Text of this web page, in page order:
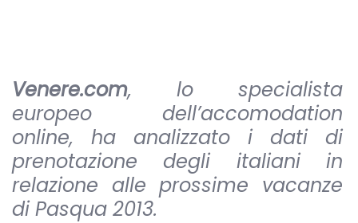
Venere.com, lo specialista
europeo dell’accomodation
online, ha analizzato i dati di
prenotazione degli italiani in
relazione alle prossime vacanze
di Pasqua 2013.